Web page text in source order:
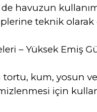
havuzun
teknik
– Yüksek Emiş
kum, yosun
için